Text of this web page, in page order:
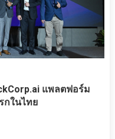
แพลตฟอร์ม
กในไทย